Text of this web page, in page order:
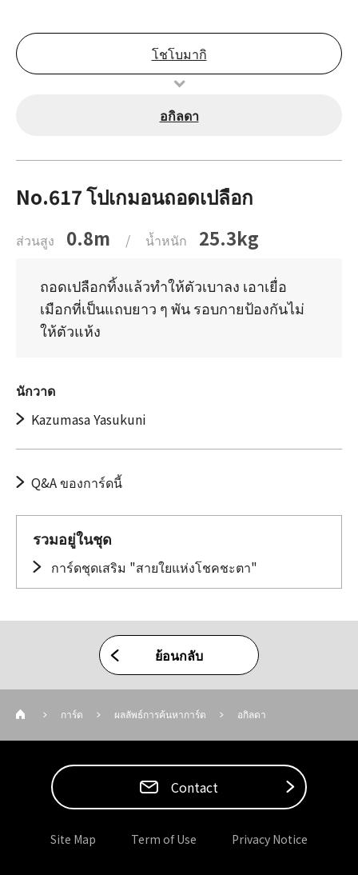
โชโบมากิ
อกิลดา
No.617 โปเกมอนถอดเปลือก
ส่วนสูง 0.8m / น้ำหนัก 25.3kg
ถอดเปลือกทิ้งแล้วทำให้ตัวเบาลง เอาเยื่อ
เมือกที่เป็นแถบยาว ๆ พัน รอบกายป้องกันไม่
ให้ตัวแห้ง
นักวาด
Kazumasa Yasukuni
Q&A ของการ์ดนี้
รวมอยู่ในชุด
การ์ดชุดเสริม "สายใยแห่งโชคชะตา"
ย้อนกลับ
การ์ด ผลลัพธ์การค้นหาการ์ด อกิลดา
Contact
Site Map Term of Use Privacy Notice